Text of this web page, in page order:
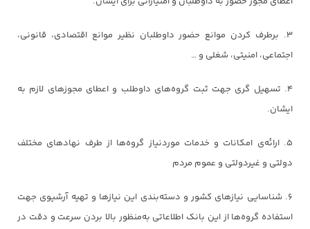
۳. برطرف کردن موانع حضور داوطلبان نظیر موانع اقتصادی، قانونی،
اجتماعی، امنیتی، شغلی و …
۴. تسهیل گری جهت ثبت گروه‌های داوطلب و اعطای مجوزهای لازم به
ایشان.
۵. ارائه‌ی امکانات و خدمات موردنیاز گروه‌ها از طرف نهادهای مختلف
دولتی و غیردولتی و عموم مردم
۶. شناسایی نیازهای کشور و دسته‌بندی این نیازها و تهیه آرشیوی جهت
استفاده گروه‌ها از این بانک اطلاعاتی به‌منظور بالا بردن سرعت و دقت در